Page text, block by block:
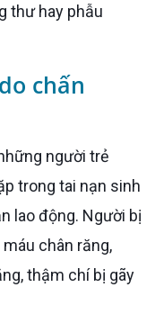
thư hay phẫu
chấn
trong tai nạn sinh
lao động. Người bị
chân răng,
thậm chí bị gãy